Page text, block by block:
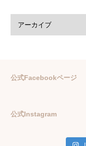
公式Facebookページ
公式Instagram